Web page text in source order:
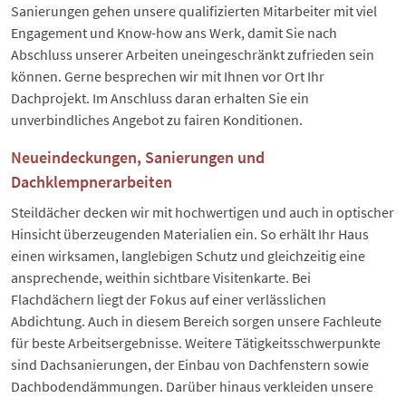
Sanierungen gehen unsere qualifizierten Mitarbeiter mit viel
Engagement und Know-how ans Werk, damit Sie nach
Abschluss unserer Arbeiten uneingeschränkt zufrieden sein
können. Gerne besprechen wir mit Ihnen vor Ort Ihr
Dachprojekt. Im Anschluss daran erhalten Sie ein
unverbindliches Angebot zu fairen Konditionen.
Neueindeckungen, Sanierungen und
Dachklempnerarbeiten
Steildächer decken wir mit hochwertigen und auch in optischer
Hinsicht überzeugenden Materialien ein. So erhält Ihr Haus
einen wirksamen, langlebigen Schutz und gleichzeitig eine
ansprechende, weithin sichtbare Visitenkarte. Bei
Flachdächern liegt der Fokus auf einer verlässlichen
Abdichtung. Auch in diesem Bereich sorgen unsere Fachleute
für beste Arbeitsergebnisse. Weitere Tätigkeitsschwerpunkte
sind Dachsanierungen, der Einbau von Dachfenstern sowie
Dachbodendämmungen. Darüber hinaus verkleiden unsere